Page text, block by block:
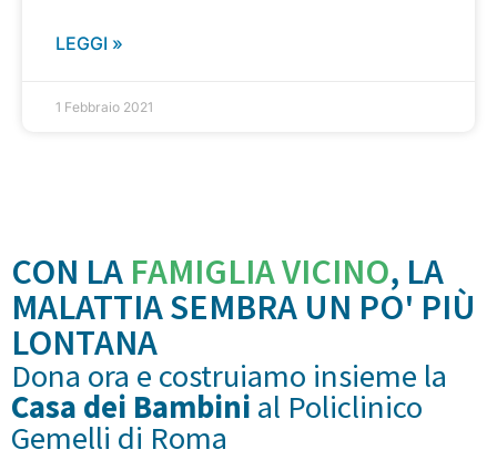
LEGGI »
1 Febbraio 2021
CON LA FAMIGLIA VICINO, LA
MALATTIA SEMBRA UN PO' PIÙ
LONTANA
Dona ora e costruiamo insieme la
Casa dei Bambini al Policlinico
Gemelli di Roma